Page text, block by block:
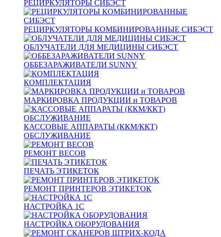
РЕЦИРКУЛЯТОРЫ СИБЭСТ
РЕЦИРКУЛЯТОРЫ КОМБИНИРОВАННЫЕ СИБЭСТ
ОБЛУЧАТЕЛИ ДЛЯ МЕДИЦИНЫ СИБЭСТ
ОББЕЗАРАЖИВАТЕЛИ SUNNY
КОМПЛЕКТАЦИЯ
МАРКИРОВКА ПРОДУКЦИИ и ТОВАРОВ
КАССОВЫЕ АППАРАТЫ (ККМ/ККТ)
ОБСЛУЖИВАНИЕ
РЕМОНТ ВЕСОВ
ПЕЧАТЬ ЭТИКЕТОК
РЕМОНТ ПРИНТЕРОВ ЭТИКЕТОК
НАСТРОЙКА 1С
НАСТРОЙКА ОБОРУДОВАНИЯ